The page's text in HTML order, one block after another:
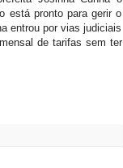
está pronto para gerir o
entrou por vias judiciais
de tarifas sem ter